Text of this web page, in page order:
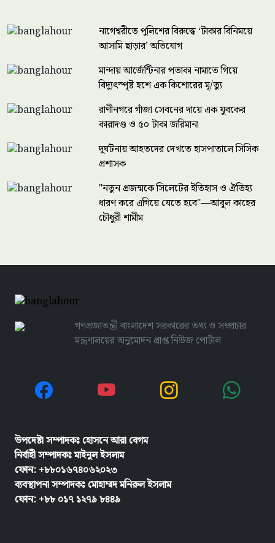
নাগেশ্বরীতে পুলিশের বিরুদ্ধে ‘টাকার বিনিময়ে
আসামি ছাড়ার’ অভিযোগ
মান্দায় আর্জেন্টিনার পতাকা নামাতে গিয়ে
বিদ্যুৎস্পৃষ্ট হশে এক কিশোরের মৃ/ত্যু
রাণীনগরে গাঁজা সেবনের দায়ে এক যুবকের
কারাদণ্ড ও ৫০ টাকা জরিমানা
দুর্ঘটনায় আহতদের দেখতে হাসপাতালে সিসিক
প্রশাসক
"নতুন প্রজন্মকে সিলেটের ইতিহাস ও ঐতিহ্য
ধারণ করে এগিয়ে যেতে হবে"—আবুল কাহের
চৌধুরী শামীম
গণপ্রজাতন্ত্রী বাংলাদেশ সরকারের তথ্য ও সম্প্রচার
মন্ত্রণালয়ের অনুমোদন প্রাপ্ত নিউজ পোর্টাল
উপদেষ্টা সম্পাদকঃ হোসনে আরা বেগম
নির্বাহী সম্পাদকঃমাইনুল ইসলাম
ফোন: +৮৮০১৬৭৪০৬২০২৩
ব্যবস্থাপনা সম্পাদকঃ মোহাম্মদ মনিরুল ইসলাম
ফোন: +৮৮ ০১৭ ১২৭৯ ৮৪৪৯